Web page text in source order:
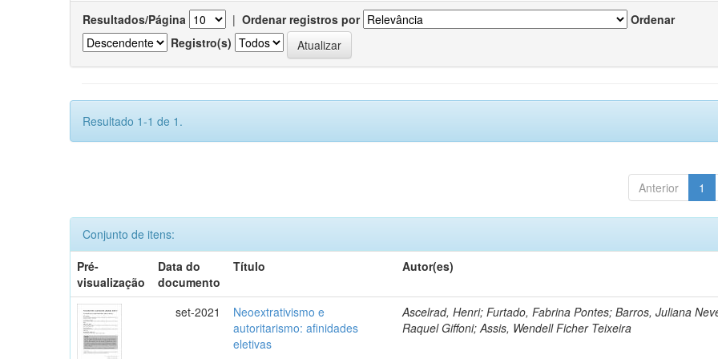
Resultados/Página | Ordenar registros por
Ordenar
Registro(s)
Resultado 1-1 de 1.
Anterior 1
Conjunto de itens:
Pré-
visualização
Data do
documento
Título Autor(es)
set-2021
Neoextrativismo e
autoritarismo: afinidades
eletivas
Ascelrad, Henri; Furtado, Fabrina Pontes; Barros, Juliana
Raquel Giffoni; Assis, Wendell Ficher Teixeira